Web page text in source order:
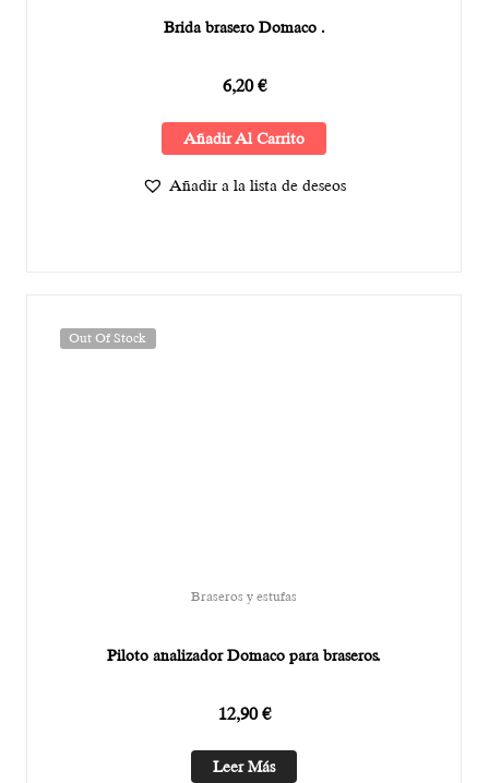
Brida brasero Domaco .
6,20€
Añadir Al Carrito
Añadir a la lista de deseos
Out Of Stock
Braseros y estufas
Piloto analizador Domaco para braseros.
12,90€
Leer Más